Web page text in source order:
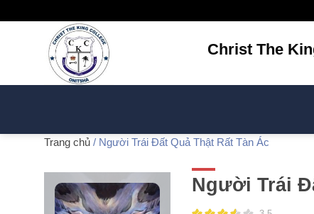
Christ The
Trang chủ / Người Trái Đất Quả Thật Rất Tàn Ác
Người Trái